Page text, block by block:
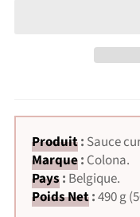
Produit: Sauce
Marque: Colona.
Pays: Belgique.
Poids Net:490 g